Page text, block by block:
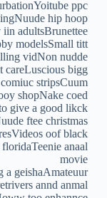
ppc
hip hoop
adultsBrunettee
modelsSmall titt
vidNon nudde
careLuscious bigg
stripsCuum
shopNake coed
give a good likck
ftee christmas
oof black
anaal
movie
a geishaAmateuur
annd anmal